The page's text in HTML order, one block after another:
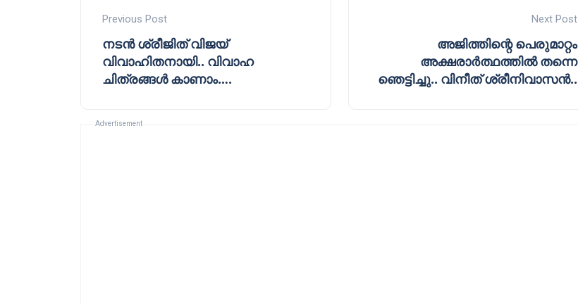
Previous Post
നടൻ ശ്രീജിത് വിജയ്
വിവാഹിതനായി.. വിവാഹ
ചിത്രങ്ങൾ കാണാം….
Next Post
അജിത്തിന്റെ പെരുമാറ്റം
അക്ഷരാർത്ഥത്തിൽ തന്നെ
ഞെട്ടിച്ചു.. വിനീത് ശ്രീനിവാസൻ..
Advertisement